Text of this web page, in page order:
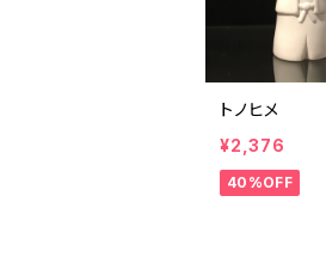
トノヒメ
¥2,376
40%OFF